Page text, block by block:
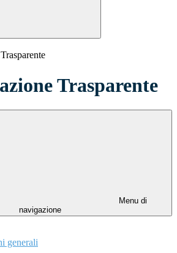
Trasparente
Menu di
navigazione
generali